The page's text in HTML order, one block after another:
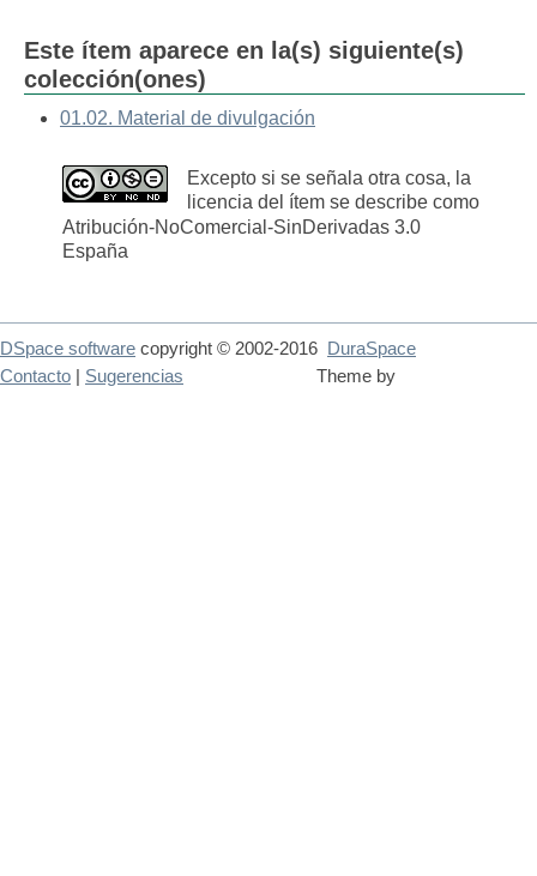
Este ítem aparece en la(s) siguiente(s)
colección(ones)
01.02. Material de divulgación
Excepto si se señala otra cosa, la
licencia del ítem se describe como
Atribución-NoComercial-SinDerivadas 3.0
España
DSpace software copyright © 2002-2016
DuraSpace
Theme by
Contacto Sugerencias